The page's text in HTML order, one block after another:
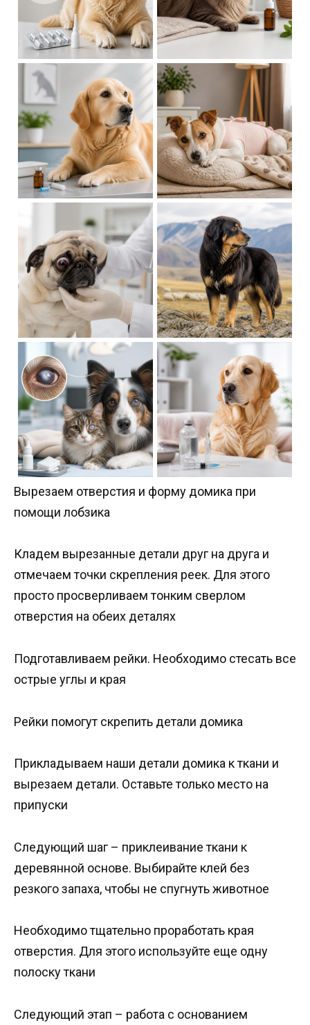
Вырезаем отверстия и форму домика при
помощи лобзика
Кладем вырезанные детали друг на друга и
отмечаем точки скрепления реек. Для этого
просто просверливаем тонким сверлом
отверстия на обеих деталях
Подготавливаем рейки. Необходимо стесать все
острые углы и края
Рейки помогут скрепить детали домика
Прикладываем наши детали домика к ткани и
вырезаем детали. Оставьте только место на
припуски
Следующий шаг – приклеивание ткани к
деревянной основе. Выбирайте клей без
резкого запаха, чтобы не спугнуть животное
Необходимо тщательно проработать края
отверстия. Для этого используйте еще одну
полоску ткани
Следующий этап – работа с основанием